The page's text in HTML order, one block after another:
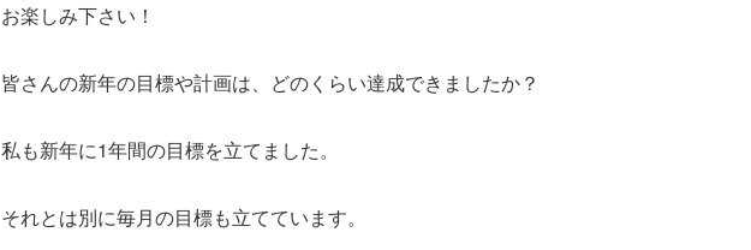
お楽しみ下さい！
皆さんの新年の目標や計画は、どのくらい達成できましたか？
私も新年に1年間の目標を立てました。
それとは別に毎月の目標も立てています。